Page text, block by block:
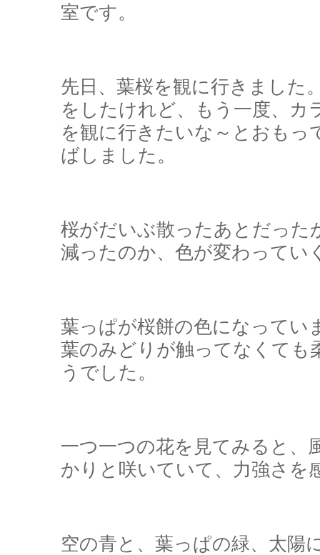
室です。
先日、葉桜を観に行きました
をしたけれど、もう一度、カ
を観に行きたいな～とおもっ
ばしました。
桜がだいぶ散ったあとだった
減ったのか、色が変わってい
葉っぱが桜餅の色になってい
葉のみどりが触ってなくても
うでした。
一つ一つの花を見てみると、
かりと咲いていて、力強さを
空の青と、葉っぱの緑、太陽